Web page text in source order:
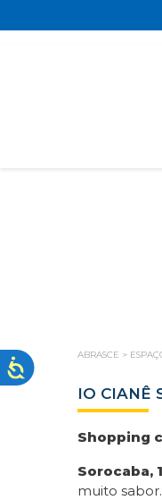
ABRASCE >
IO CIANÊ
Shopping
Sorocaba,
muito